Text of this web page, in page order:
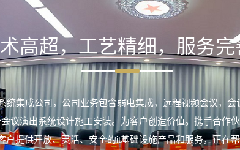
高超，工艺精细，服务完
统集成公司，公司业务包含弱电集成，远程视频会议，
议演出系统设计施工安装。为客户创造价值。携手合作
户提供开放、灵活、安全的it基础设施产品和服务，正在